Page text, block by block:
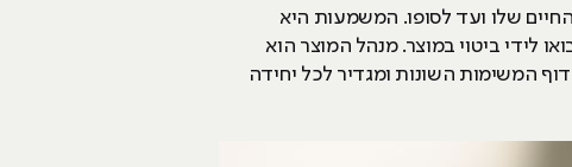
שלו ועד לסופו. המשמעות היא
לידי ביטוי במוצר. מנהל המוצר הוא
המשימות השונות ומגדיר לכל יחידה